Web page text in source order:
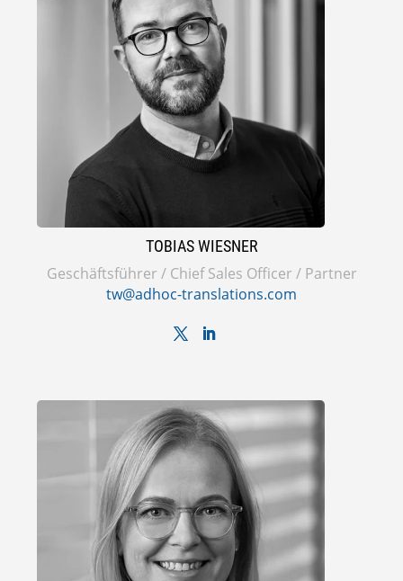
TOBIAS WIESNER
Geschäftsführer / Chief Sales Officer / Partner
tw@adhoc-translations.com